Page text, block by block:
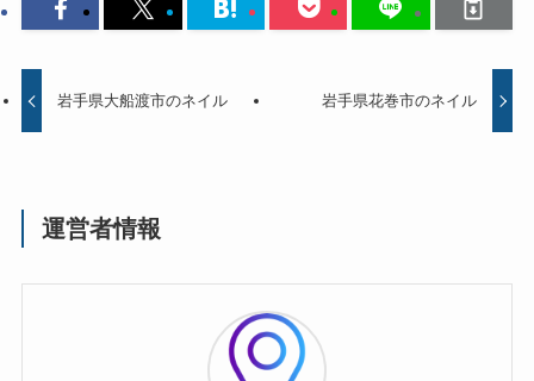
岩手県大船渡市のネイル 岩手県花巻市のネイル
運営者情報